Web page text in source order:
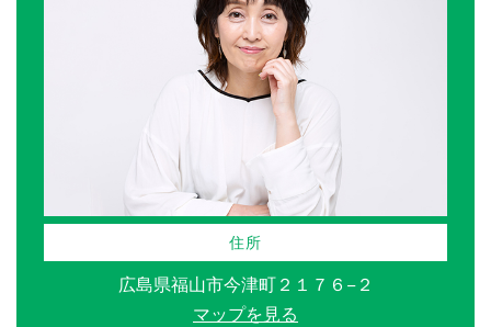
住所
広島県福山市今津町２１７６−２
マップを見る